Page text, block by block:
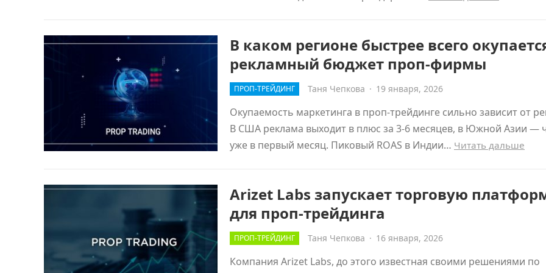
В каком регионе быстрее всего
рекламный бюджет проп-фирмы
ПРОП-ТРЕЙДИНГ Таня Чепкова · 19 января, 2026
Окупаемость маркетинга в проп-трейдинге сильно зависит от
В США реклама выходит в плюс за 3-6 месяцев, в Южной Азии —
уже в первый месяц. Пиковый ROAS в Индии… Читать дальше
Arizet Labs запускает торговую
для проп-трейдинга
ПРОП-ТРЕЙДИНГ Таня Чепкова · 16 января, 2026
Компания Arizet Labs, до этого известная своими решениями по